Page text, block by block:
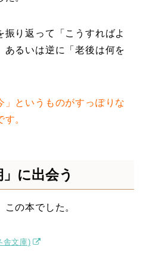
り返って「こうすればよ
あるいは逆に「老後は何を
」というものがすっぽりな
。
に出会う
の本でした。
舎文庫)